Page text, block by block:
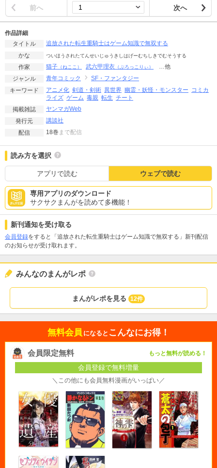
前へ 次へ
作品詳細
タイトル
追放された転生重騎士はゲーム知識で無双する
かな
ついほうされたてんせいじゅうきしはげーむちしきでむそうする
作家 猫子 （ねここ） 武六甲理衣 （ぶろっこりぃ）
…他
ジャンル
青年コミック
SF・ファンタジー
キーワード
アニメ化 剣道・剣術 異世界 幽霊・妖怪・モンスター コミカ
ライズ ゲーム 毒親 転生 チート
掲載雑誌
ヤンマガWeb
発行元
講談社
配信
18巻 まで配信
読み方を選択
アプリで読む ウェブで読む
専用アプリのダウンロード
サクサクまんがを読めて多機能！
新刊通知を受け取る
会員登録をすると「追放された転生重騎士はゲーム知識で無双する」新刊配信
のお知らせが受け取れます。
みんなのまんがレポ
まんがレポを見る 12件
無料会員 になると こんなにお得！
会員限定無料 もっと無料が読める！
会員登録で無料増量
＼この他にも会員無料漫画がいっぱい／